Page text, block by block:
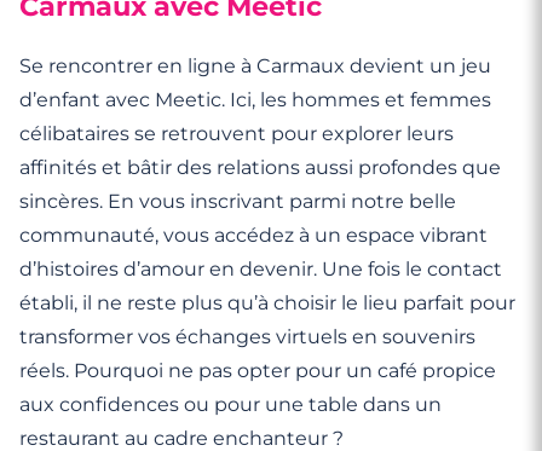
Se rencontrer en ligne à Carmaux devient un jeu
d’enfant avec Meetic. Ici, les hommes et femmes
célibataires se retrouvent pour explorer leurs
affinités et bâtir des relations aussi profondes que
sincères. En vous inscrivant parmi notre belle
communauté, vous accédez à un espace vibrant
d’histoires d’amour en devenir. Une fois le contact
établi, il ne reste plus qu’à choisir le lieu parfait pour
transformer vos échanges virtuels en souvenirs
réels. Pourquoi ne pas opter pour un café propice
aux confidences ou pour une table dans un
restaurant au cadre enchanteur ?